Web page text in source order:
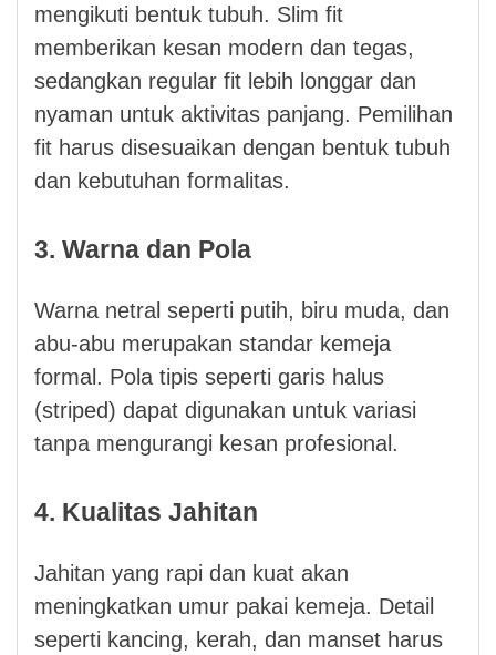
mengikuti bentuk tubuh. Slim fit
memberikan kesan modern dan tegas,
sedangkan regular fit lebih longgar dan
nyaman untuk aktivitas panjang. Pemilihan
fit harus disesuaikan dengan bentuk tubuh
dan kebutuhan formalitas.
3. Warna dan Pola
Warna netral seperti putih, biru muda, dan
abu-abu merupakan standar kemeja
formal. Pola tipis seperti garis halus
(striped) dapat digunakan untuk variasi
tanpa mengurangi kesan profesional.
4. Kualitas Jahitan
Jahitan yang rapi dan kuat akan
meningkatkan umur pakai kemeja. Detail
seperti kancing, kerah, dan manset harus